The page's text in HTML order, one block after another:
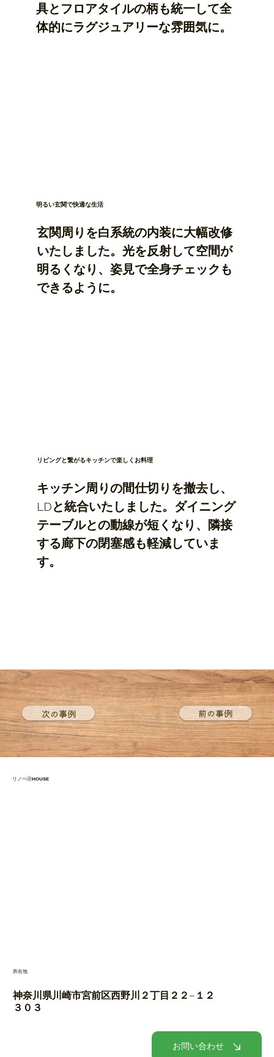
具とフロアタイルの柄も統一して全
体的にラグジュアリーな雰囲気に。
明るい玄関で快適な生活
玄関周りを白系統の内装に大幅改修
いたしました。光を反射して空間が
明るくなり、姿見で全身チェックも
できるように。
リビングと繋がるキッチンで楽しくお料理
キッチン周りの間仕切りを撤去し、
LDと統合いたしました。ダイニング
テーブルとの動線が短くなり、隣接
する廊下の閉塞感も軽減していま
す。
次の事例 前の事例
リノベⓇHOUSE
​所在地
神奈川県川崎市宮前区西野川２丁目２２−１２
３０３
お問い合わせ